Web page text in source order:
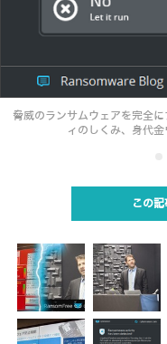
脅威のランサムウェアを完全
ィのしくみ、身代
この